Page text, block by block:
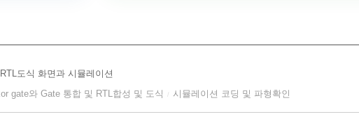
도식 화면과 시뮬레이션
gate와 Gate 통합 및 RTL합성 및 도식 시뮬레이션 코딩 및 파형확인